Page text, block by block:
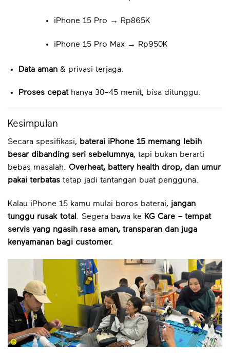
iPhone 15 Pro → Rp865K
iPhone 15 Pro Max → Rp950K
Data aman& privasi terjaga.
Proses cepathanya 30–45 menit, bisa ditunggu.
Kesimpulan
Secara spesifikasi, baterai iPhone 15 memang lebih
besar dibanding seri sebelumnya, tapi bukan berarti
bebas masalah. Overheat, battery health drop, dan umur
pakai terbatas tetap jadi tantangan buat pengguna.
Kalau iPhone 15 kamu mulai boros baterai, jangan
tunggu rusak total . Segera bawa ke KG Care – tempat
servis yang ngasih rasa aman, transparan dan juga
kenyamanan bagi customer.